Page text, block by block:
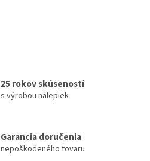
25 rokov skúseností
s výrobou nálepiek
Garancia doručenia
nepoškodeného tovaru